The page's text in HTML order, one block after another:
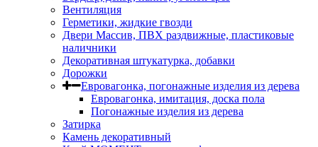
Вентиляция
Герметики, жидкие гвозди
Двери Массив, ПВХ раздвижные, пластиковые
наличники
Декоративная штукатурка, добавки
Дорожки
Евровагонка, погонажные изделия из дерева
Евровагонка, имитация, доска пола
Погонажные изделия из дерева
Затирка
Камень декоративный